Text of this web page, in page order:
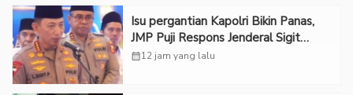
Isu pergantian Kapolri Bikin Panas,
JMP Puji Respons Jenderal Sigit
Justru Bikin “Adem”
calendar_month12 jam yang lalu